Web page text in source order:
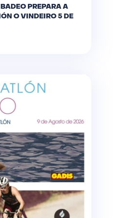
PREPARA A
O VINDEIRO 5 DE